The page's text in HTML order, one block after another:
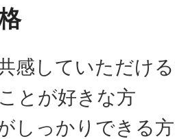
感していただけ
とが好きな方
しっかりできる方